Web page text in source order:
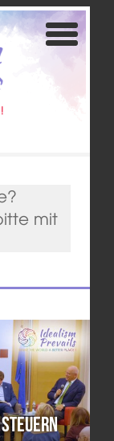
mit
steuern